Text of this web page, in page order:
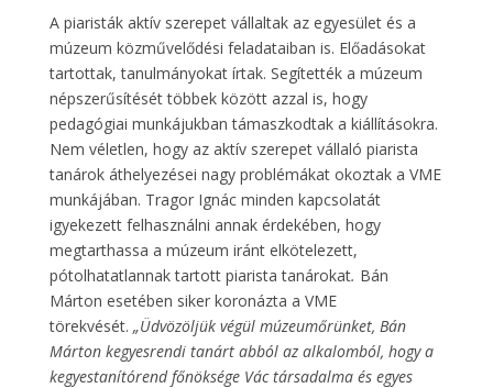
A piaristák aktív szerepet vállaltak az egyesület és a
múzeum közművelődési feladataiban is. Előadásokat
tartottak, tanulmányokat írtak. Segítették a múzeum
népszerűsítését többek között azzal is, hogy
pedagógiai munkájukban támaszkodtak a kiállításokra.
Nem véletlen, hogy az aktív szerepet vállaló piarista
tanárok áthelyezései nagy problémákat okoztak a VME
munkájában. Tragor Ignác minden kapcsolatát
igyekezett felhasználni annak érdekében, hogy
megtarthassa a múzeum iránt elkötelezett,
pótolhatatlannak tartott piarista tanárokat. Bán
Márton esetében siker koronázta a VME
törekvését. „Üdvözöljük végül múzeumőrünket, Bán
Márton kegyesrendi tanárt abból az alkalomból, hogy a
kegyestanítórend főnöksége Vác társadalma és egyes